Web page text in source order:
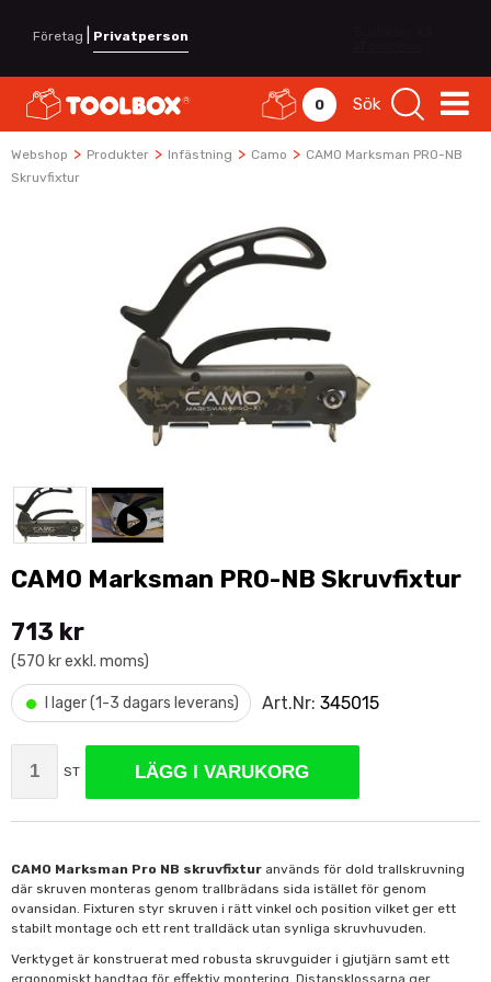
Företag Privatperson
0 Sök
Webshop > Produkter > Infästning > Camo > CAMO Marksman PRO-NB
Skruvfixtur
CAMO Marksman PRO-NB Skruvfixtur
713 kr
(570 kr exkl. moms)
• I lager (1-3 dagars leverans) Art.Nr: 345015
ST LÄGG I VARUKORG
CAMO Marksman Pro NB skruvfixtur används för dold trallskruvning
där skruven monteras genom trallbrädans sida istället för genom
ovansidan. Fixturen styr skruven i rätt vinkel och position vilket ger ett
stabilt montage och ett rent tralldäck utan synliga skruvhuvuden.
Verktyget är konstruerat med robusta skruvguider i gjutjärn samt ett
ergonomiskt handtag för effektiv montering. Distansklossarna ger